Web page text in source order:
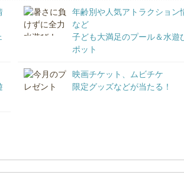
年齢別や人気アトラクション
など
子ども大満足のプール＆水遊
ポット
映画チケット、ムビチケ
限定グッズなどが当たる！